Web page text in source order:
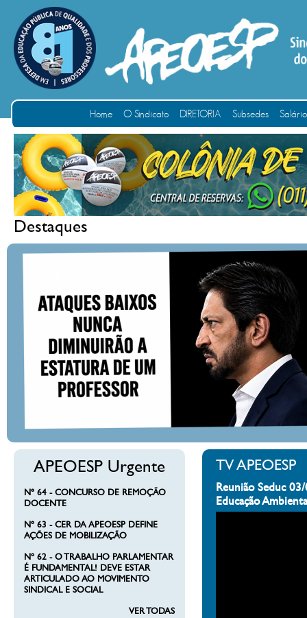
Home O Sindicato DIRETORIA Subsedes
Destaques
APEOESP Urgente
Nº 64 - CONCURSO DE REMOÇÃO
DOCENTE
Nº 63 - CER DA APEOESP DEFINE
AÇÕES DE MOBILIZAÇÃO
Nº 62 - O TRABALHO PARLAMENTAR
É FUNDAMENTAL! DEVE ESTAR
ARTICULADO AO MOVIMENTO
SINDICAL E SOCIAL
VER TODAS
TV APEOESP
Reunião Seduc
Educação